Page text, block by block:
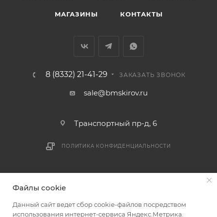
МАГАЗИНЫ КОНТАКТЫ
8 (8332) 21-41-29 ЗАКАЗАТЬ ЗВОНОК
sale@bmskirov.ru
Транспортный пр-д, 6
ПОЛИТИКА КОНФИДЕНЦИАЛЬНОСТИ
Файлы cookie
Данный сайт ведет сбор cookie-файлов посредством
использования интернет-сервиса Яндекс.Метрика.